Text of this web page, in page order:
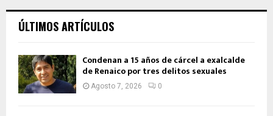
ÚLTIMOS ARTÍCULOS
Condenan a 15 años de cárcel a exalcalde
de Renaico por tres delitos sexuales
Agosto 7, 2026 0